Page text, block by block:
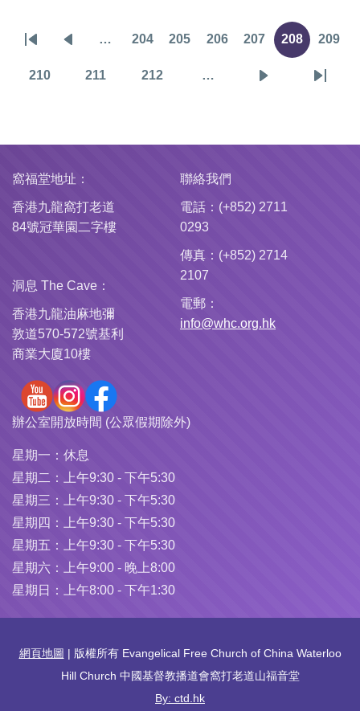
Pagination
page
page
…
面
204 205 206
面
207
目
208 209
210 211 212 …
Last
窩福堂地址：
香港九龍窩打老道
84號冠華園二字樓
洞息 The Cave：
香港九龍油麻地彌
敦道570-572號基利
商業大廈10樓
聯絡我們
電話：(+852) 2711
0293
傳真：(+852) 2714
2107
電郵：
info@whc.org.hk
辦公室開放時間 (公眾假期除外)
星期一： 休息
星期二：
上午9:30 - 下午5:30
星期三：
上午9:30 - 下午5:30
星期四：
上午9:30 - 下午5:30
星期五：
上午9:30 - 下午5:30
星期六：
上午9:00 - 晚上8:00
星期日：
上午8:00 - 下午1:30
網頁地圖 | 版權所有 Evangelical Free Church of China Waterloo
Hill Church 中國基督教播道會窩打老道山福音堂
By: ctd.hk